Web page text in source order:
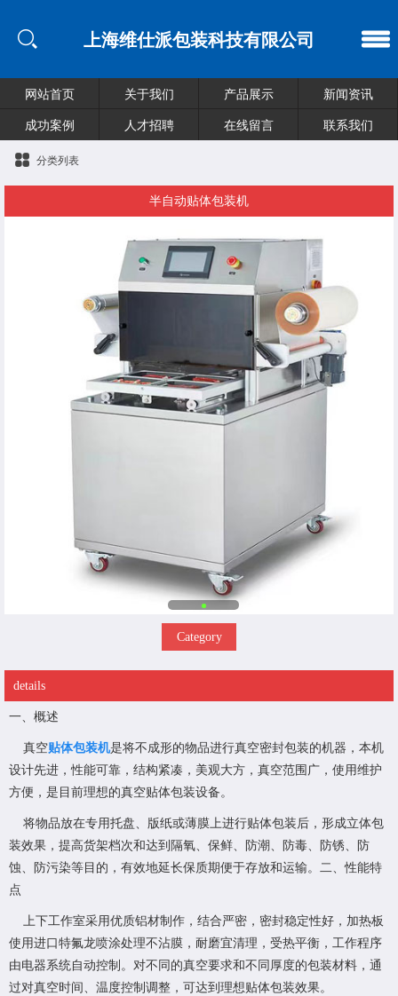
上海维仕派包装科技有限公司
网站首页 关于我们 产品展示
新闻资讯
成功案例
人才招聘 在线留言 联系我们
分类列表
半自动贴体包装机
Category
details
一、概述
真空贴体包装机是将不成形的物品进行真空密封包装的机器，本机
设计先进，性能可靠，结构紧凑，美观大方，真空范围广，使用维护
方便，是目前理想的真空贴体包装设备。
将物品放在专用托盘、版纸或薄膜上进行贴体包装后，形成立体包
装效果，提高货架档次和达到隔氧、保鲜、防潮、防毒、防锈、防
蚀、防污染等目的，有效地延长保质期便于存放和运输。二、性能特
点
上下工作室采用优质铝材制作，结合严密，密封稳定性好，加热板
使用进口特氟龙喷涂处理不沾膜，耐磨宜清理，受热平衡，工作程序
由电器系统自动控制。对不同的真空要求和不同厚度的包装材料，通
过对真空时间、温度控制调整，可达到理想贴体包装效果。